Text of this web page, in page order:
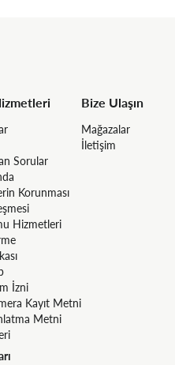
Sorular
Korunması
Hizmetleri
İzni
Kayıt Metni
Metni
Bize Ulaşın
Mağazalar
İletişim